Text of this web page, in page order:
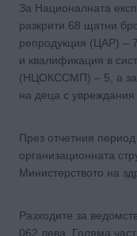
За Националната
разкрити 68 щатни
репродукция (ЦАР) –
и квалификация в
(НЦОКССМП) – 5, а за
на деца с
През отчетния
организационната
Министерството на
Разходите за
062 лева. Голяма